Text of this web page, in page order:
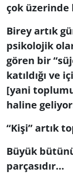
çok
Birey artık
psikolojik
gören bir
katıldığı ve
[yani
haline
“Kişi” artık
Büyük
parçasıdır…